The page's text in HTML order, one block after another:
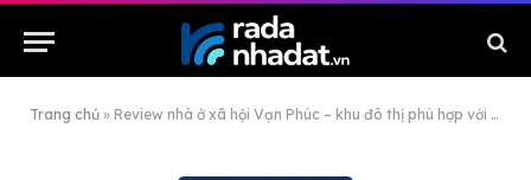
Trang chủ » Review nhà ở xã hội Vạn Phúc – khu đô thị phù hợp với nhiều nhu cầu của cư dân